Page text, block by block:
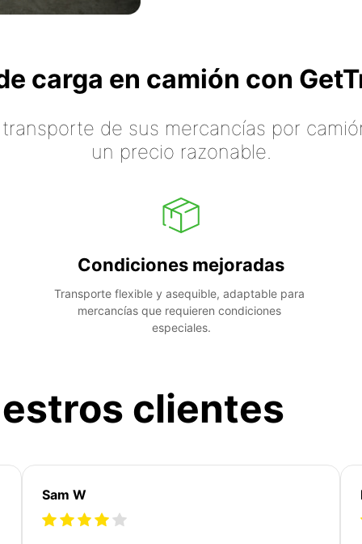
carga en camión con
de sus mercancías por
un precio razonable.
Condiciones mejoradas
Transporte flexible y asequible, adaptable para
mercancías que requieren condiciones
especiales.
clientes
Sam W